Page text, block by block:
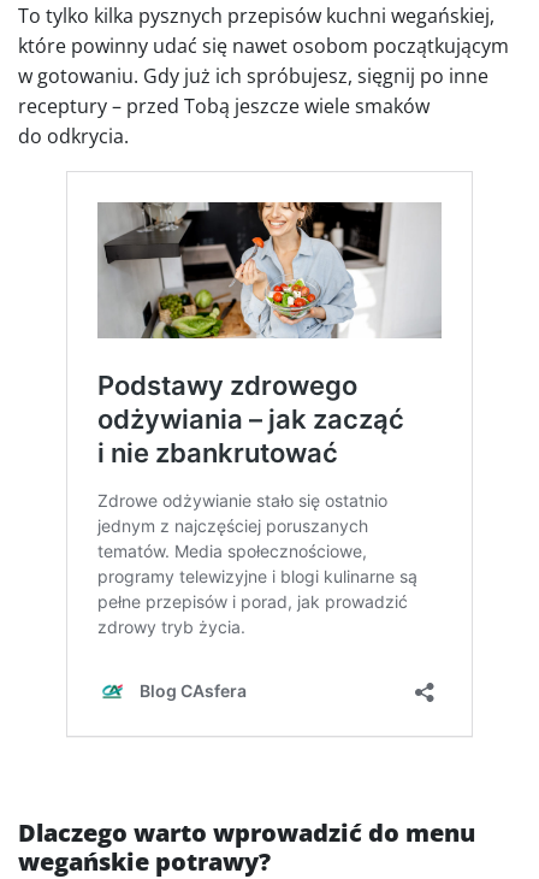
To tylko kilka pysznych przepisów kuchni wegańskiej,
które powinny udać się nawet osobom początkującym
w gotowaniu. Gdy już ich spróbujesz, sięgnij po inne
receptury – przed Tobą jeszcze wiele smaków
do odkrycia.
Dlaczego warto wprowadzić do menu
wegańskie potrawy?